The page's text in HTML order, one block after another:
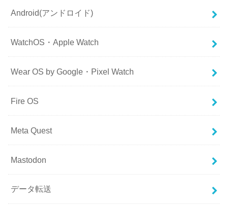
Android(アンドロイド)
WatchOS・Apple Watch
Wear OS by Google・Pixel Watch
Fire OS
Meta Quest
Mastodon
データ転送